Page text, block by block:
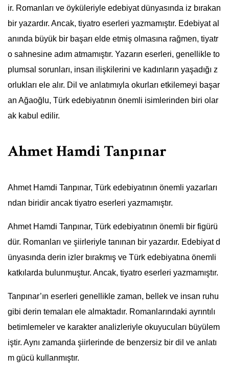
ir. Romanları ve öyküleriyle edebiyat dünyasında iz bırakan
bir yazardır. Ancak, tiyatro eserleri yazmamıştır. Edebiyat al
anında büyük bir başarı elde etmiş olmasına rağmen, tiyatr
o sahnesine adım atmamıştır. Yazarın eserleri, genellikle to
plumsal sorunları, insan ilişkilerini ve kadınların yaşadığı z
orlukları ele alır. Dil ve anlatımıyla okurları etkilemeyi başar
an Ağaoğlu, Türk edebiyatının önemli isimlerinden biri olar
ak kabul edilir.
Ahmet Hamdi Tanpınar
Ahmet Hamdi Tanpınar, Türk edebiyatının önemli yazarları
ndan biridir ancak tiyatro eserleri yazmamıştır.
Ahmet Hamdi Tanpınar, Türk edebiyatının önemli bir figürü
dür. Romanları ve şiirleriyle tanınan bir yazardır. Edebiyat d
ünyasında derin izler bırakmış ve Türk edebiyatına önemli
katkılarda bulunmuştur. Ancak, tiyatro eserleri yazmamıştır.
Tanpınar’ın eserleri genellikle zaman, bellek ve insan ruhu
gibi derin temaları ele almaktadır. Romanlarındaki ayrıntılı
betimlemeler ve karakter analizleriyle okuyucuları büyülem
iştir. Aynı zamanda şiirlerinde de benzersiz bir dil ve anlatı
m gücü kullanmıştır.